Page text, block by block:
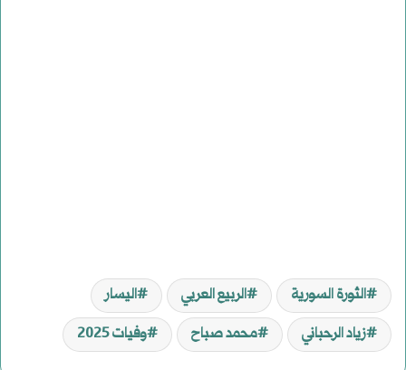
الثورة السورية الربيع العربي
اليسار
زياد الرحباني
محمد صباح وفيات 2025